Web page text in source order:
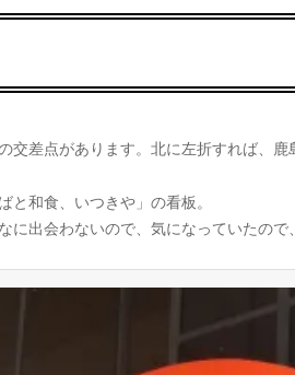
差点があります。北に左折すれば、
和食、いつきや」の看板。
出会わないので、気になっていたので